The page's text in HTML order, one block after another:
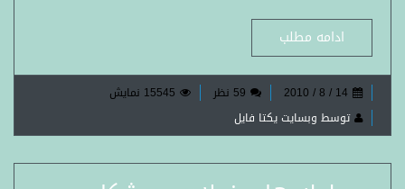
ادامه مطلب
14 / 8 / 2010 59 نظر
15545 نمایش
توسط وبسایت یکتا فایل